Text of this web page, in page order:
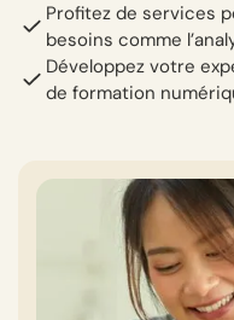
Profitez de services
besoins comme
Développez votre
de formation